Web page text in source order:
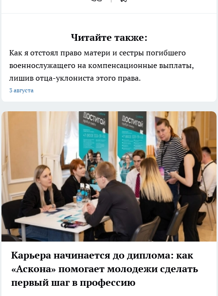
Читайте также:
Как я отстоял право матери и сестры погибшего
военнослужащего на компенсационные выплаты,
лишив отца-уклониста этого права.
3 августа
Карьера начинается до диплома: как
«Аскона» помогает молодежи сделать
первый шаг в профессию